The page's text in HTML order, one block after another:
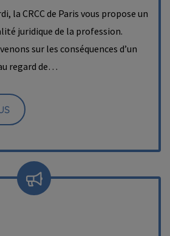
la CRCC de Paris vous propose un
juridique de la profession.
sur les conséquences d’un
regard de…